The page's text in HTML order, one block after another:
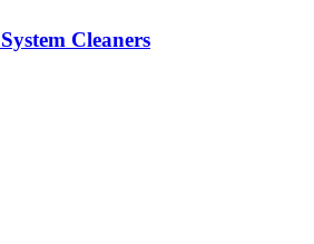
Cleaners